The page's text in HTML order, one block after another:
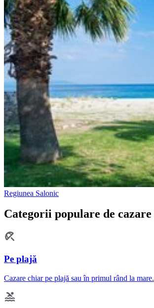
Regiunea Salonic
Categorii populare de cazare
Pe plajă
Cazare chiar pe plajă sau în primul rând la mare.